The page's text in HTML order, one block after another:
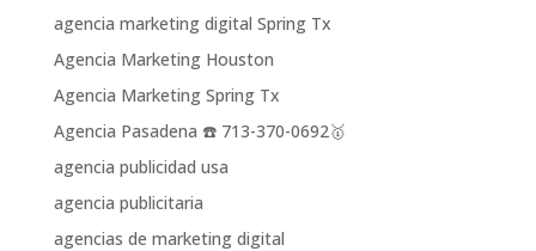
agencia marketing digital Spring Tx
Agencia Marketing Houston
Agencia Marketing Spring Tx
Agencia Pasadena ☎️ 713-370-0692🥇
agencia publicidad usa
agencia publicitaria
agencias de marketing digital